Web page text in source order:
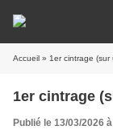
Accueil » 1er cintrage (sur
1er cintrage
Publié le 13/03/2026